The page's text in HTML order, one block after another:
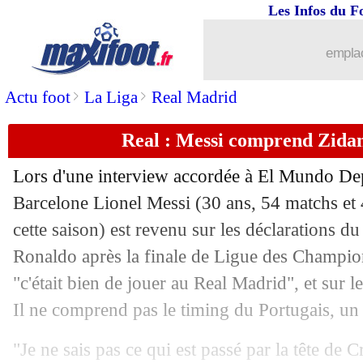
Actu foot> La Liga> Real Madrid
Les Infos du
Real : Messi comprend
Lors d'une interview accordée à El Mundo
Barcelone Lionel Messi (30 ans, 54 matchs
cette saison) est revenu sur les déclarations
Ronaldo après la finale de Ligue des
"c'était bien de jouer au Real Madrid", et sur
Il ne comprend pas le timing du Portugais,
"Je ne sais pas ce qui est passé par la tête de
Barça : l'agent de Salah dément
07/06 OM: abonnements, les prix vont
Besiktas
07/06 Real: Zidane, deux désaccords
07/06 Divers: Smerecki, le message de
07/06 OM : Luiz Gustavo, Milan va revenir
07/06 Liverpool: Klopp veut Fekir avant le
Real : Perez ne fera pas de folie pour